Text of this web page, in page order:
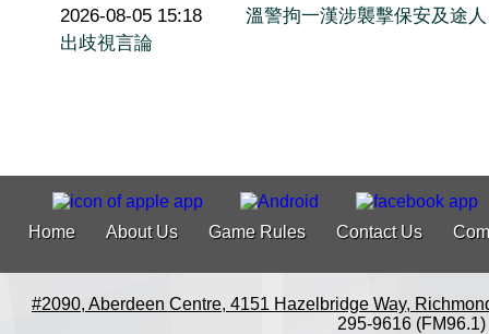
2026-08-05 15:18
溫警拘一漢涉襲擊保安及途
出歧視言論
Home About Us Game Rules Contact Us
#2090, Aberdeen Centre, 4151 Hazelbridge Way,
295-9616 (FM96.1)